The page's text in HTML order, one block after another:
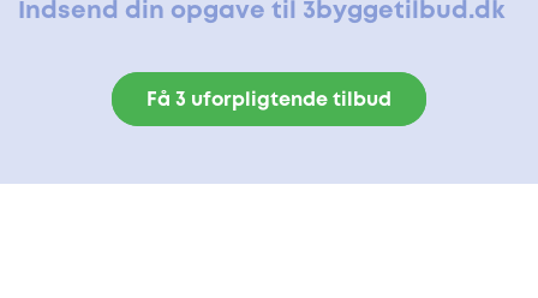
Indsend din opgave til 3byggetilbud.dk
Få 3 uforpligtende tilbud